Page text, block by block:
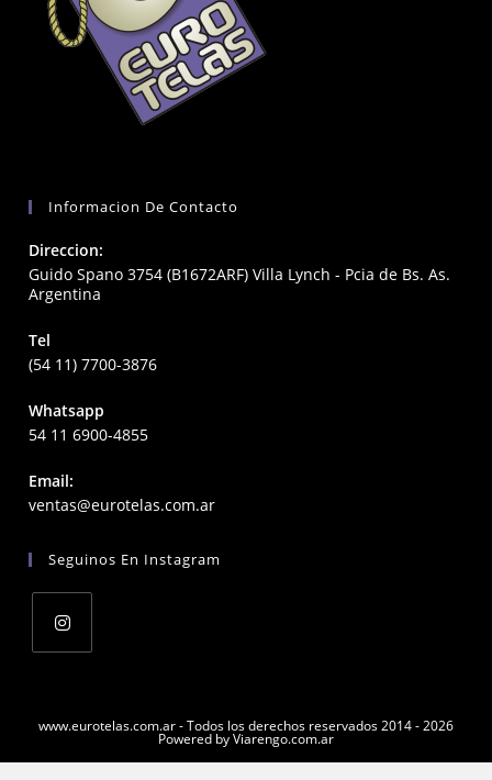
Informacion De Contacto
Direccion:
Guido Spano 3754 (B1672ARF) Villa Lynch - Pcia de Bs. As.
Argentina
Tel
(54 11) 7700-3876
Whatsapp
54 11 6900-4855
Email:
ventas@eurotelas.com.arOpens
application
Seguinos En Instagram
awww.eurotelas.com.ar - Todos los derechos reservados 2014 - 2026
Powered by Viarengo.com.ar